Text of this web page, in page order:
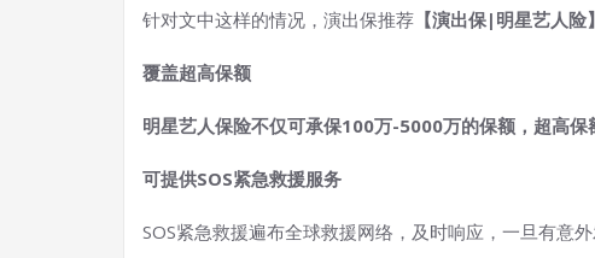
针对文中这样的情况，演出保推荐 【演出保|明星艺人险】
覆盖超高保额
明星艺人保险不仅可承保100万-5000万的保额，超高保
可提供SOS紧急救援服务
SOS紧急救援遍布全球救援网络，及时响应，一旦有意